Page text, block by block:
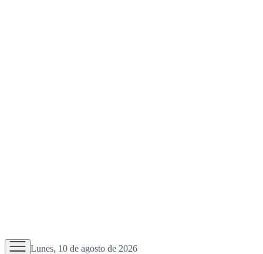
Lunes, 10 de agosto de 2026